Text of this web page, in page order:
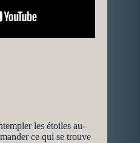
les étoiles au-
ce qui se trouve